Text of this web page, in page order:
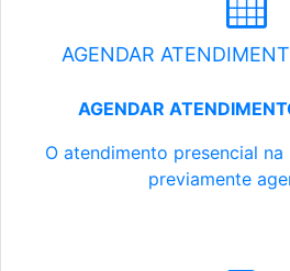
AGENDAR
AGENDAR
O atendimento presencial
previamente